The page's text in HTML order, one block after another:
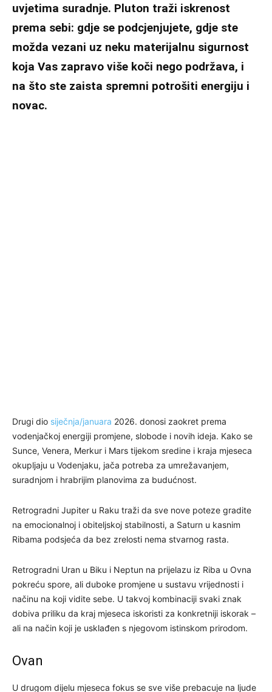
uvjetima suradnje. Pluton traži iskrenost
prema sebi: gdje se podcjenjujete, gdje ste
možda vezani uz neku materijalnu sigurnost
koja Vas zapravo više koči nego podržava, i
na što ste zaista spremni potrošiti energiju i
novac.
Drugi dio siječnja/januara 2026. donosi zaokret prema
vodenjačkoj energiji promjene, slobode i novih ideja. Kako se
Sunce, Venera, Merkur i Mars tijekom sredine i kraja mjeseca
okupljaju u Vodenjaku, jača potreba za umrežavanjem,
suradnjom i hrabrijim planovima za budućnost.
Retrogradni Jupiter u Raku traži da sve nove poteze gradite
na emocionalnoj i obiteljskoj stabilnosti, a Saturn u kasnim
Ribama podsjeća da bez zrelosti nema stvarnog rasta.
Retrogradni Uran u Biku i Neptun na prijelazu iz Riba u Ovna
pokreću spore, ali duboke promjene u sustavu vrijednosti i
načinu na koji vidite sebe. U takvoj kombinaciji svaki znak
dobiva priliku da kraj mjeseca iskoristi za konkretniji iskorak –
ali na način koji je usklađen s njegovom istinskom prirodom.
Ovan
U drugom dijelu mjeseca fokus se sve više prebacuje na ljude